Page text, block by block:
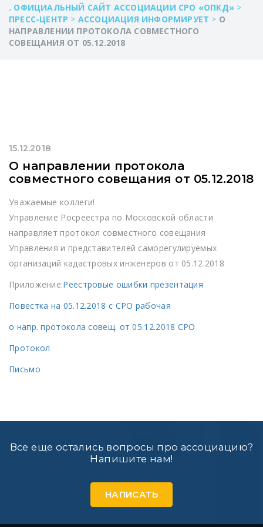
. ОФИЦИАЛЬНЫЙ САЙТ АССОЦИАЦИИ СРО «ОПКД» >
ПРЕСС-ЦЕНТР > АССОЦИАЦИЯ ИНФОРМИРУЕТ > О
НАПРАВЛЕНИИ ПРОТОКОЛА СОВМЕСТНОГО
СОВЕЩАНИЯ ОТ 05.12.2018
15.12.2018
О направлении протокола
совместного совещания от 05.12.2018
Уважаемые коллеги!
Управление Росреестра по Московской области
направляет протокол совместного совещания
Управления и представителей саморегулируемых
организаций кадастровых инженеров от 05.12.2018
Приложение:Реестровые ошибки презентация
Повестка на 05.12.2018 с СРО рабочая
о напр. протокола совещ. от 05.12.2018 СРО
Протокол
Письмо
Все еще остались вопросы про ассоциацию?
Напишите нам!
НАПИСАТЬ